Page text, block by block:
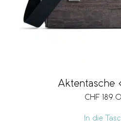
Aktentasche
CHF
In die